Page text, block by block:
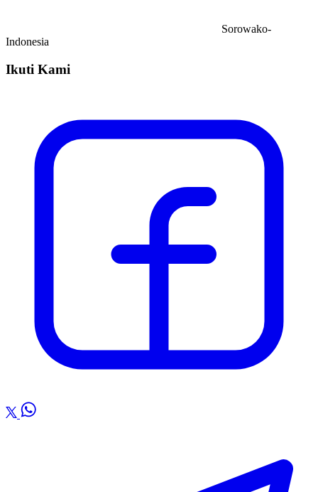
Sorowako-
Indonesia
Ikuti Kami